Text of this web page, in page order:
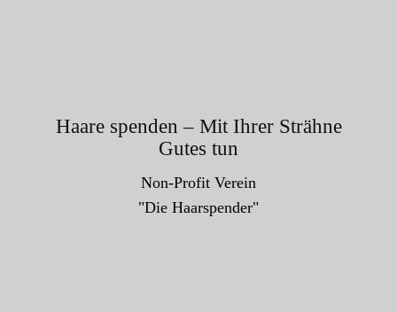
Haare spenden – Mit Ihrer Strähne
Gutes tun
Non-Profit Verein
"Die Haarspender"